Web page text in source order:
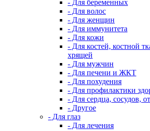
- Для беременных
- Для волос
- Для женщин
- Для иммунитета
- Для кожи
- Для костей, костной
хрящей
- Для мужчин
- Для печени и ЖКТ
- Для похудения
- Для профилактики
- Для сердца, сосудов,
- Другое
- Для глаз
- Для лечения